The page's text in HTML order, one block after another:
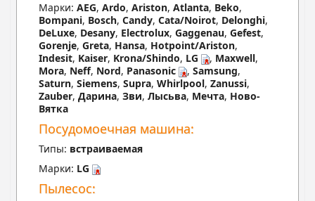
Марки: AEG, Ardo, Ariston, Atlanta, Beko,
Bompani, Bosch, Candy, Cata/Noirot, Delonghi,
DeLuxe, Desany, Electrolux, Gaggenau, Gefest,
Gorenje, Greta, Hansa, Hotpoint/Ariston,
Indesit, Kaiser, Krona/Shindo, LG , Maxwell,
Mora, Neff, Nord, Panasonic , Samsung,
Saturn, Siemens, Supra, Whirlpool, Zanussi,
Zauber, Дарина, Зви, Лысьва, Мечта, Ново-
Вятка
Посудомоечная машина:
Типы: встраиваемая
Марки: LG
Пылесос: